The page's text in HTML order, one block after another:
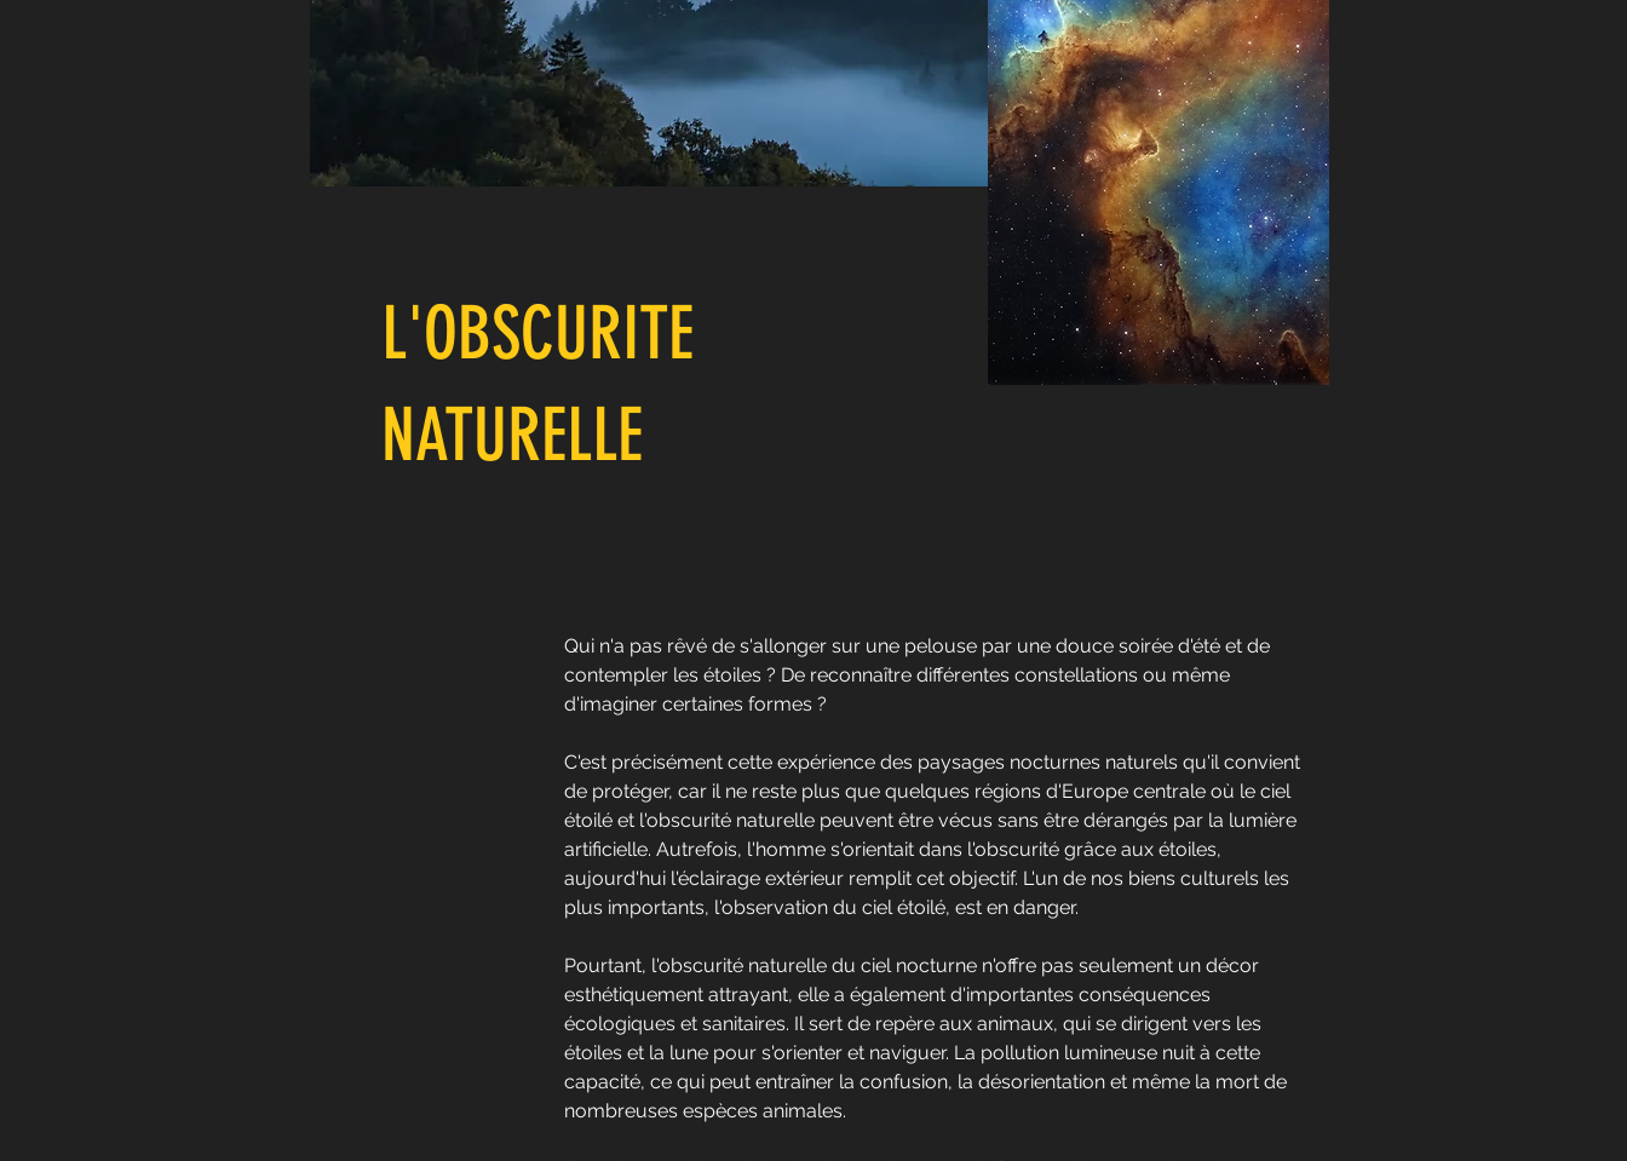
L'OBSCURITE
NATURELLE
Qui n'a pas rêvé de s'allonger sur une pelouse par une douce soirée d'été et de
contempler les étoiles ? De reconnaître différentes constellations ou même
d'imaginer certaines formes ?
C'est précisément cette expérience des paysages nocturnes naturels qu'il convient
de protéger, car il ne reste plus que quelques régions d'Europe centrale où le ciel
étoilé et l'obscurité naturelle peuvent être vécus sans être dérangés par la lumière
artificielle. Autrefois, l'homme s'orientait dans l'obscurité grâce aux étoiles,
aujourd'hui l'éclairage extérieur remplit cet objectif. L'un de nos biens culturels les
plus importants, l'observation du ciel étoilé, est en danger.
Pourtant, l'obscurité naturelle du ciel nocturne n'offre pas seulement un décor
esthétiquement attrayant, elle a également d'importantes conséquences
écologiques et sanitaires. Il sert de repère aux animaux, qui se dirigent vers les
étoiles et la lune pour s'orienter et naviguer. La pollution lumineuse nuit à cette
capacité, ce qui peut entraîner la confusion, la désorientation et même la mort de
nombreuses espèces animales.